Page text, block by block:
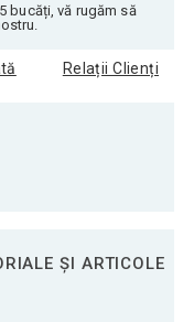
bucăți, vă rugăm să
Relații Clienți
ȘI ARTICOLE